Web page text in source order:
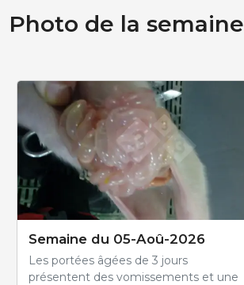
Photo de la semaine
Semaine du 05-Aoû-2026
Les portées âgées de 3 jours
présentent des vomissements et une